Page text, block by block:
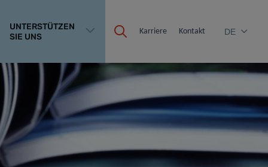
UNTERSTÜTZEN
SIE UNS
Karriere Kontakt DE